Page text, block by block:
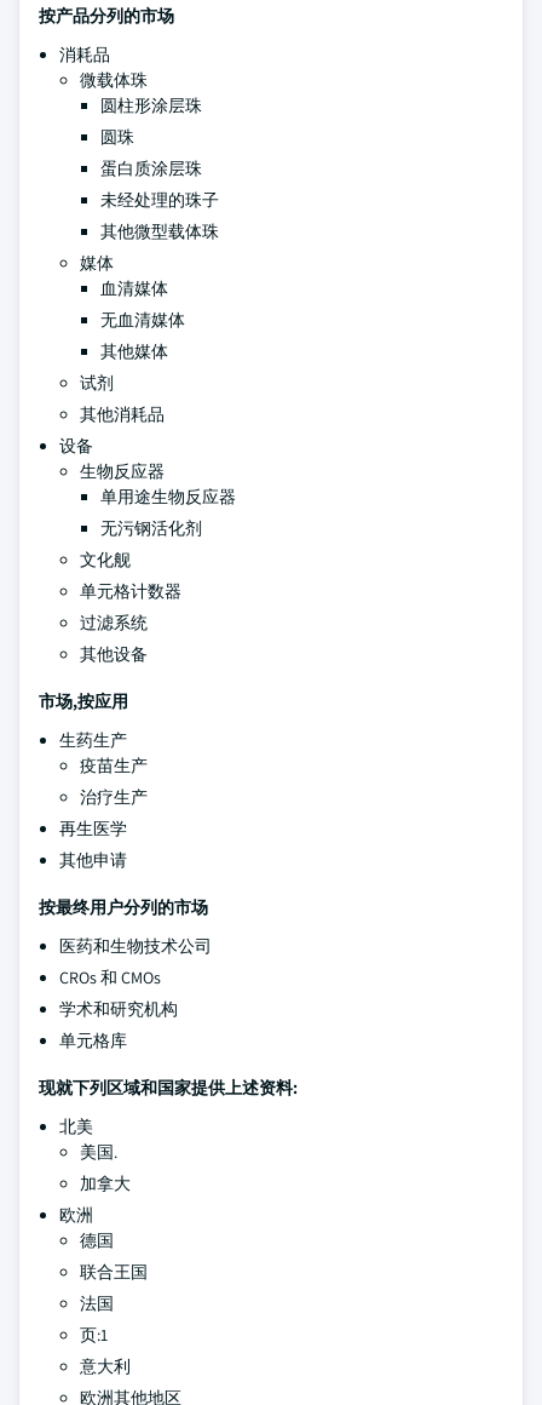
按产品分列的市场
消耗品
微载体珠
圆柱形涂层珠
圆珠
蛋白质涂层珠
未经处理的珠子
其他微型载体珠
媒体
血清媒体
无血清媒体
其他媒体
试剂
其他消耗品
设备
生物反应器
单用途生物反应器
无污钢活化剂
文化舰
单元格计数器
过滤系统
其他设备
市场,按应用
生药生产
疫苗生产
治疗生产
再生医学
其他申请
按最终用户分列的市场
医药和生物技术公司
CROs 和 CMOs
学术和研究机构
单元格库
现就下列区域和国家提供上述资料:
北美
美国.
加拿大
欧洲
德国
联合王国
法国
页:1
意大利
欧洲其他地区